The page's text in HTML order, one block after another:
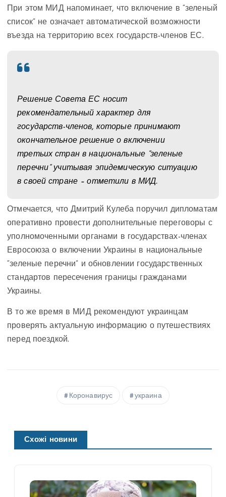
При этом МИД напоминает, что включение в “зеленый
список” не означает автоматической возможности
въезда на территорию всех государств-членов ЕС.
Решение Совета ЕС носит
рекомендательный характер для
государств-членов, которые принимают
окончательное решение о включении
третьих стран в национальные “зеленые
перечни” учитывая эпидемическую ситуацию
в своей стране – отметили в МИД.
Отмечается, что Дмитрий Кулеба поручил дипломатам
оперативно провести дополнительные переговоры с
уполномоченными органами в государствах-членах
Евросоюза о включении Украины в национальные
“зеленые перечни” и обновлении государственных
стандартов пересечения границы гражданами
Украины.
В то же время в МИД рекомендуют украинцам
проверять актуальную информацию о путешествиях
перед поездкой.
Коронавирус украина
Схожі новини